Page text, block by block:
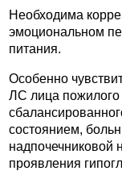
Необходима
эмоциональном
питания.
Особенно
ЛС лица
состоянием,
надпочечниковой
проявления